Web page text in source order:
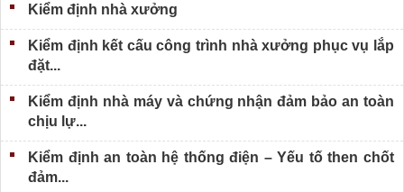
Kiểm định nhà xưởng
Kiểm định kết cấu công trình nhà xưởng phục vụ lắp
đặt...
Kiểm định nhà máy và chứng nhận đảm bảo an toàn
chịu lự...
Kiểm định an toàn hệ thống điện – Yếu tố then chốt
đảm...